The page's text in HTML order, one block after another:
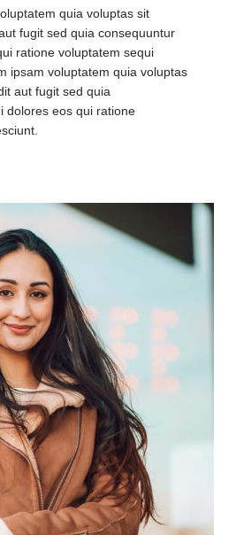
quia voluptas sit
fugit sed quia consequuntur
ratione voluptatem sequi
ipsam voluptatem quia voluptas
aut fugit sed quia
dolores eos qui ratione